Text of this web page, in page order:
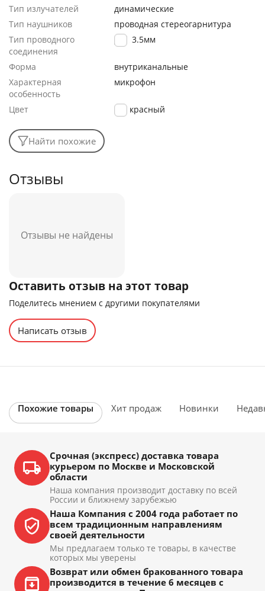
Тип излучателей
динамические
Тип наушников
проводная стереогарнитура
Тип проводного
соединения
Jack 3.5мм
Форма
внутриканальные
Характерная
особенность
микрофон
Цвет красный
Найти похожие
Отзывы
Отзывы не найдены
Оставить отзыв на этот товар
Поделитесь мнением с другими покупателями
Написать отзыв
Похожие товары Хит продаж Новинки
Срочная (экспресс) доставка товара
курьером по Москве и Московской
области
Наша компания производит доставку по всей
России и ближнему зарубежью
Наша Компания с 2004 года работает по
всем традиционным направлениям
своей деятельности
Мы предлагаем только те товары, в качестве
которых мы уверены
Возврат или обмен бракованного товара
производится в течение 6 месяцев с